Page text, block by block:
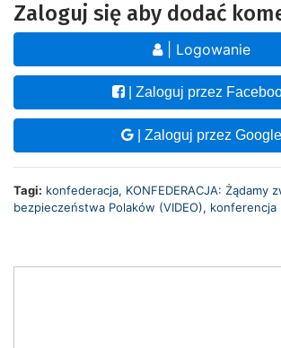
Zaloguj się aby dodać
| Logowanie
| Zaloguj przez
| Zaloguj przez Google
Tagi: konfederacja, KONFEDERACJA: Żądamy
bezpieczeństwa Polaków (VIDEO), konferencja